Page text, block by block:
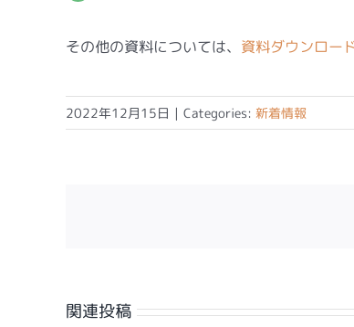
その他の資料については、 資料ダウンロー
2022年12月15日 | Categories: 新着情報
関連投稿